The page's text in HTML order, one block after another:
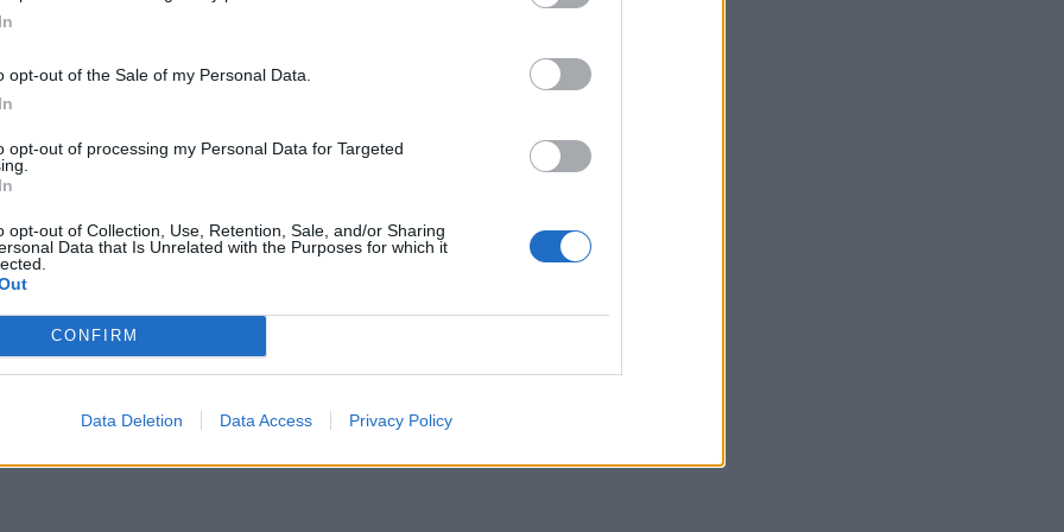
opt-out of the Sale of my Personal Data.
opt-out of processing my Personal Data for Targeted
opt-out of Collection, Use, Retention, Sale, and/or Sharing
Data that Is Unrelated with the Purposes for which it
CONFIRM
Data Deletion Data Access Privacy Policy
της Γερμανίας, τον πρόεδρο του
Γαλλίας για τις ενέργειες στις οποίες έχει
της μετά τις δηλώσεις Τούρκων
να αποτρέπουν τους πρόσφυγες από το να
τους συνομιλητές του για την
μετά τις συγκρούσεις στο Ιντλίμπ και
αντίδρασης που υπάρχουν.
Email Copy Link